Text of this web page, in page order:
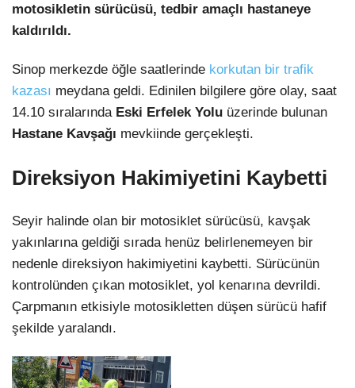
motosikletin sürücüsü, tedbir amaçlı hastaneye
kaldırıldı.
Sinop merkezde öğle saatlerinde korkutan bir trafik
kazası meydana geldi. Edinilen bilgilere göre olay, saat
14.10 sıralarında Eski Erfelek Yolu üzerinde bulunan
Hastane Kavşağı mevkiinde gerçekleşti.
Direksiyon Hakimiyetini Kaybetti
Seyir halinde olan bir motosiklet sürücüsü, kavşak
yakınlarına geldiği sırada henüz belirlenemeyen bir
nedenle direksiyon hakimiyetini kaybetti. Sürücünün
kontrolünden çıkan motosiklet, yol kenarına devrildi.
Çarpmanın etkisiyle motosikletten düşen sürücü hafif
şekilde yaralandı.